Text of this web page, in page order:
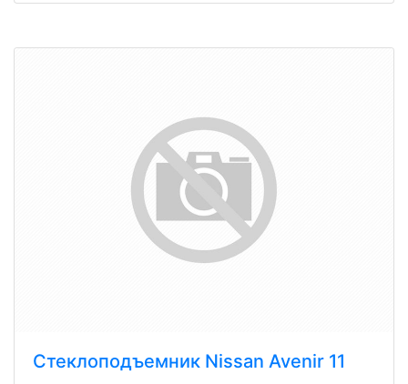
Стеклоподъемник Nissan Avenir 11